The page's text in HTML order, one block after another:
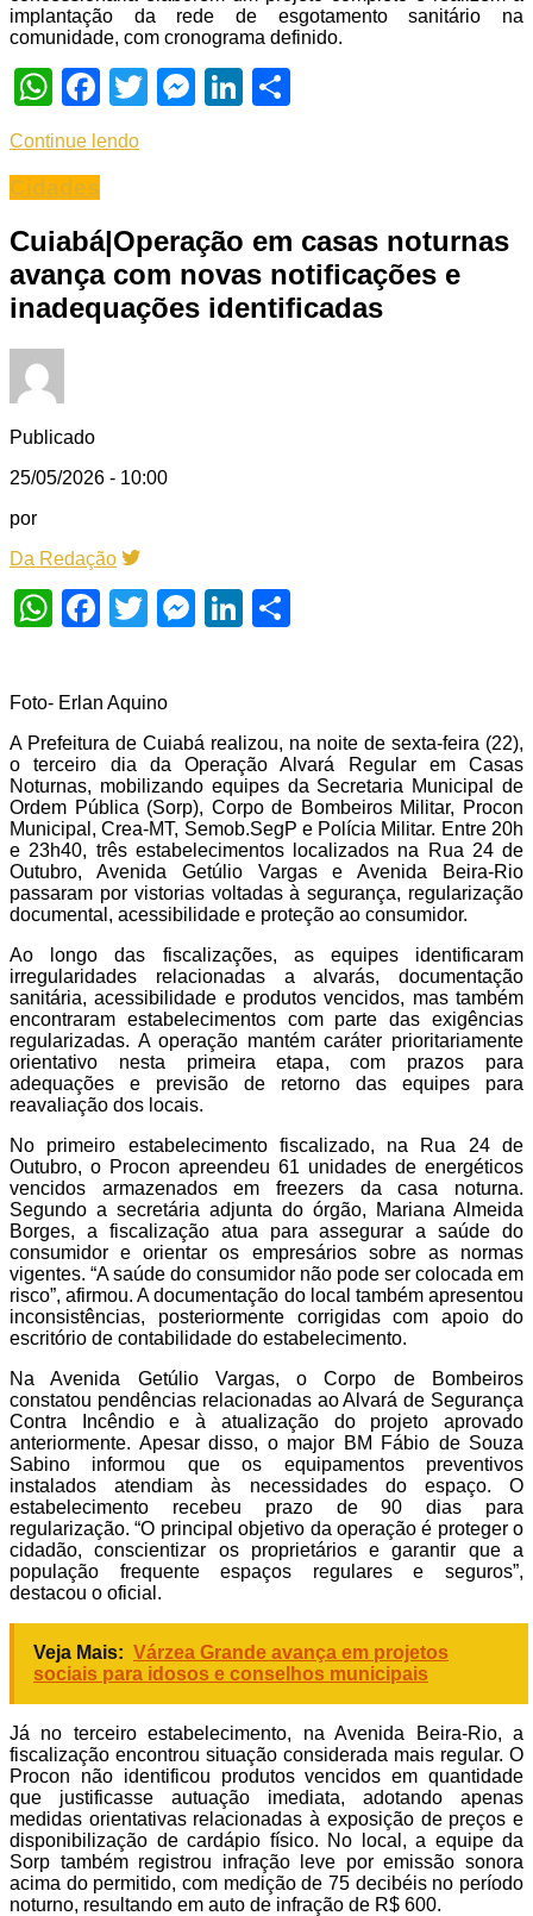
implantação da rede de esgotamento sanitário na
comunidade, com cronograma definido.
WhatsApp
Facebook
TwitterMessenger
LinkedIn
Continue lendo
Cidades
Cuiabá|Operação em casas noturnas
avança com novas notificações e
inadequações identificadas
Publicado
25/05/2026 - 10:00
por
Da Redação
WhatsApp
Facebook
TwitterMessenger
LinkedIn
Foto- Erlan Aquino
A Prefeitura de Cuiabá realizou, na noite de sexta-feira (22),
o terceiro dia da Operação Alvará Regular em Casas
Noturnas, mobilizando equipes da Secretaria Municipal de
Ordem Pública (Sorp), Corpo de Bombeiros Militar, Procon
Municipal, Crea-MT, Semob.SegP e Polícia Militar. Entre 20h
e 23h40, três estabelecimentos localizados na Rua 24 de
Outubro, Avenida Getúlio Vargas e Avenida Beira-Rio
passaram por vistorias voltadas à segurança, regularização
documental, acessibilidade e proteção ao consumidor.
Ao longo das fiscalizações, as equipes identificaram
irregularidades relacionadas a alvarás, documentação
sanitária, acessibilidade e produtos vencidos, mas também
encontraram estabelecimentos com parte das exigências
regularizadas. A operação mantém caráter prioritariamente
orientativo nesta primeira etapa, com prazos para
adequações e previsão de retorno das equipes para
reavaliação dos locais.
No primeiro estabelecimento fiscalizado, na Rua 24 de
Outubro, o Procon apreendeu 61 unidades de energéticos
vencidos armazenados em freezers da casa noturna.
Segundo a secretária adjunta do órgão, Mariana Almeida
Borges, a fiscalização atua para assegurar a saúde do
consumidor e orientar os empresários sobre as normas
vigentes. “A saúde do consumidor não pode ser colocada em
risco”, afirmou. A documentação do local também apresentou
inconsistências, posteriormente corrigidas com apoio do
escritório de contabilidade do estabelecimento.
Na Avenida Getúlio Vargas, o Corpo de Bombeiros
constatou pendências relacionadas ao Alvará de Segurança
Contra Incêndio e à atualização do projeto aprovado
anteriormente. Apesar disso, o major BM Fábio de Souza
Sabino informou que os equipamentos preventivos
instalados atendiam às necessidades do espaço. O
estabelecimento recebeu prazo de 90 dias para
regularização. “O principal objetivo da operação é proteger o
cidadão, conscientizar os proprietários e garantir que a
população frequente espaços regulares e seguros”,
destacou o oficial.
Veja Mais: Várzea Grande avança em projetos
sociais para idosos e conselhos municipais
Já no terceiro estabelecimento, na Avenida Beira-Rio, a
fiscalização encontrou situação considerada mais regular. O
Procon não identificou produtos vencidos em quantidade
que justificasse autuação imediata, adotando apenas
medidas orientativas relacionadas à exposição de preços e
disponibilização de cardápio físico. No local, a equipe da
Sorp também registrou infração leve por emissão sonora
acima do permitido, com medição de 75 decibéis no período
noturno, resultando em auto de infração de R$ 600.